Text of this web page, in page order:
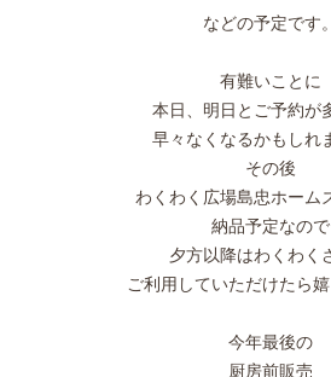
などの予定です。
有難いことに
本日、明日とご予約が
早々なくなるかもしれ
その後
わくわく広場島忠ホーム
納品予定なので
夕方以降はわくわく
ご利用していただけたら嬉
今年最後の
厨房前販売